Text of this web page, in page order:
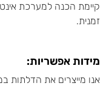
קיימת הכנה למערכת
זמנית.
מידות אפשריות:
אנו מייצרים את הדלתות